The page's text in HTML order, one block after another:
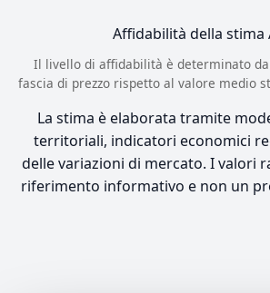
Affidabilità della stima
Il livello di affidabilità è determinato
fascia di prezzo rispetto al valore medio
La stima è elaborata tramite
territoriali, indicatori economici
delle variazioni di mercato. I valori
riferimento informativo e non un